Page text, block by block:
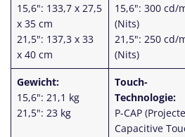
15,6": 133,7 x 27,5
x 35 cm
21,5": 137,3 x 33
x 40 cm
15,6": 300 cd/
(Nits)
21,5": 250 cd/
(Nits)
Gewicht:
15,6": 21,1 kg
21,5": 23 kg
Touch-
Technologie:
P-CAP
Capacitive